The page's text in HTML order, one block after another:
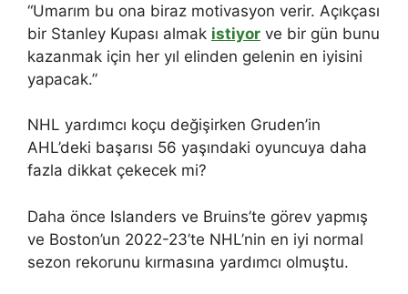
“Umarım bu ona biraz motivasyon verir. Açıkçası
bir Stanley Kupası almak istiyor ve bir gün bunu
kazanmak için her yıl elinden gelenin en iyisini
yapacak.”
NHL yardımcı koçu değişirken Gruden’in
AHL’deki başarısı 56 yaşındaki oyuncuya daha
fazla dikkat çekecek mi?
Daha önce Islanders ve Bruins’te görev yapmış
ve Boston’un 2022-23’te NHL’nin en iyi normal
sezon rekorunu kırmasına yardımcı olmuştu.